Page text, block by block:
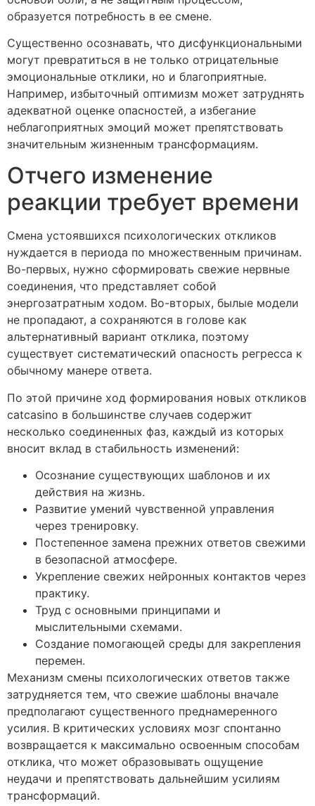
образуется потребность в ее смене.
Существенно осознавать, что дисфункциональными
могут превратиться в не только отрицательные
эмоциональные отклики, но и благоприятные.
Например, избыточный оптимизм может затруднять
адекватной оценке опасностей, а избегание
неблагоприятных эмоций может препятствовать
значительным жизненным трансформациям.
Отчего изменение
реакции требует времени
Смена устоявшихся психологических откликов
нуждается в периода по множественным причинам.
Во-первых, нужно сформировать свежие нервные
соединения, что представляет собой
энергозатратным ходом. Во-вторых, былые модели
не пропадают, а сохраняются в голове как
альтернативный вариант отклика, поэтому
существует систематический опасность регресса к
обычному манере ответа.
По этой причине ход формирования новых откликов
catcasino в большинстве случаев содержит
несколько соединенных фаз, каждый из которых
вносит вклад в стабильность изменений:
Осознание существующих шаблонов и их
действия на жизнь.
Развитие умений чувственной управления
через тренировку.
Постепенное замена прежних ответов свежими
в безопасной атмосфере.
Укрепление свежих нейронных контактов через
практику.
Труд с основными принципами и
мыслительными схемами.
Создание помогающей среды для закрепления
перемен.
Механизм смены психологических ответов также
затрудняется тем, что свежие шаблоны вначале
предполагают существенного преднамеренного
усилия. В критических условиях мозг спонтанно
возвращается к максимально освоенным способам
отклика, что может образовывать ощущение
неудачи и препятствовать дальнейшим усилиям
трансформаций.